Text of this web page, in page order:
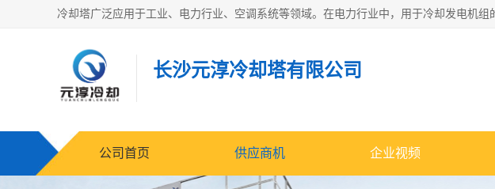
长沙元淳冷却塔有限公司
公司首页 供应商机 企业视频